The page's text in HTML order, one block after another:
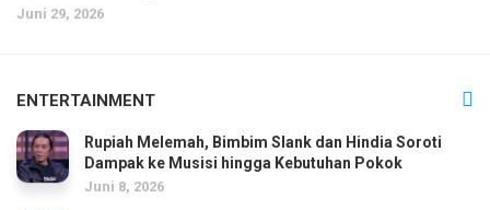
Juni 29, 2026
ENTERTAINMENT
Rupiah Melemah, Bimbim Slank dan Hindia Soroti
Dampak ke Musisi hingga Kebutuhan Pokok
Juni 8, 2026